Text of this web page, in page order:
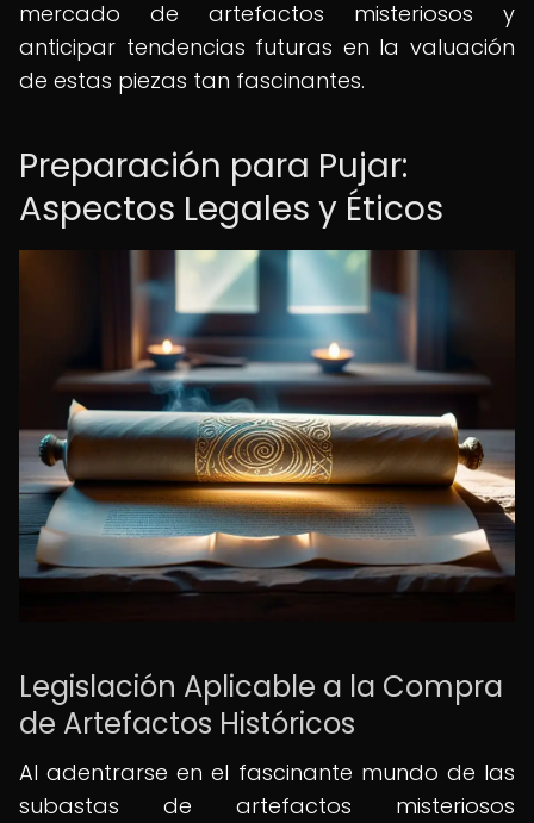
mercado de artefactos misteriosos y
anticipar tendencias futuras en la valuación
de estas piezas tan fascinantes.
Preparación para Pujar:
Aspectos Legales y Éticos
Legislación Aplicable a la Compra
de Artefactos Históricos
Al adentrarse en el fascinante mundo de las
subastas de artefactos misteriosos